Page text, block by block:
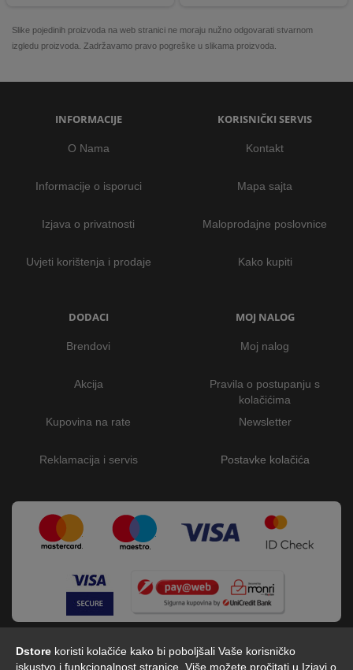
Dstore koristi kolačiće kako bi poboljšali Vaše korisničko
iskustvo i funkcionalnost stranice. Više možete pročitati u Izjavi o
Slike pojedinih proizvoda na web stranici ne moraju nužno odgovarati stvarnom
izgledu proizvoda. Zadržavamo pravo pogreške u slikama proizvoda.
INFORMACIJE
O Nama
Informacije o isporuci
Izjava o privatnosti
Uvjeti korištenja i prodaje
KORISNIČKI SERVIS
Kontakt
Mapa sajta
Maloprodajne poslovnice
Kako kupiti
DODACI
Brendovi
Akcija
Kupovina na rate
Reklamacija i servis
MOJ NALOG
Moj nalog
Pravila o postupanju s
kolačićima
Newsletter
Postavke kolačića